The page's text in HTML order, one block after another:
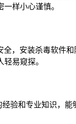
样小心谨慎。
，安装杀毒软件
易窥探。
验和专业知识，能